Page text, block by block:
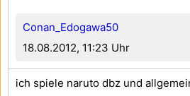
Conan_Edogawa50
18.08.2012, 11:23 Uhr
ich spiele naruto dbz und